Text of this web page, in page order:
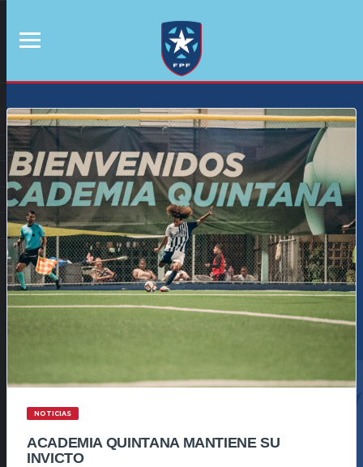
NOTICIAS
ACADEMIA QUINTANA MANTIENE SU
INVICTO